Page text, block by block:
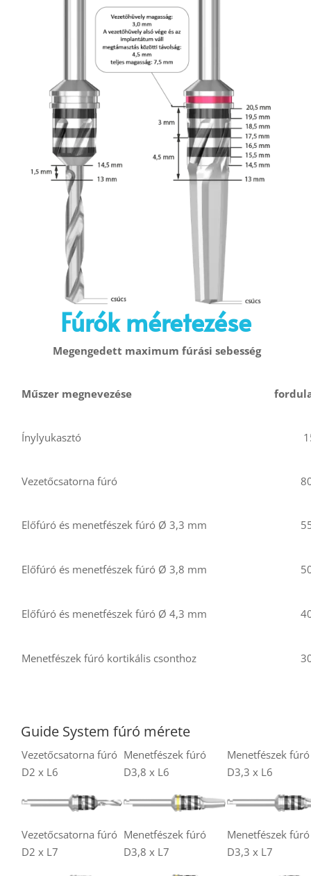
Fúrók méretezése
Megengedett maximum fúrási sebesség
Műszer megnevezése
Ínylyukasztó
Vezetőcsatorna fúró
Előfúró és menetfészek fúró Ø 3,3 mm
Előfúró és menetfészek fúró Ø 3,8 mm
Előfúró és menetfészek fúró Ø 4,3 mm
Menetfészek fúró kortikális csonthoz
Guide System fúró mérete
Vezetőcsatorna fúró
D2 x L6
Menetfészek fúró
D3,8 x L6
Menetfészek fúró
D3,3 x L6
Vezetőcsatorna fúró
D2 x L7
Menetfészek fúró
D3,8 x L7
Menetfészek fúró
D3,3 x L7